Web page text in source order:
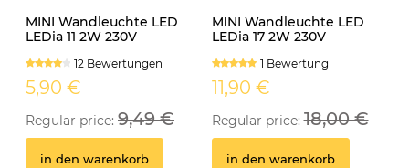
MINI Wandleuchte LED
LEDia 11 2W 230V
12 Bewertungen
5,90 €
Regular price: 9,49 €
in den warenkorb
MINI Wandleuchte LED
LEDia 17 2W 230V
1 Bewertung
11,90 €
Regular price:18,00 €
in den warenkorb